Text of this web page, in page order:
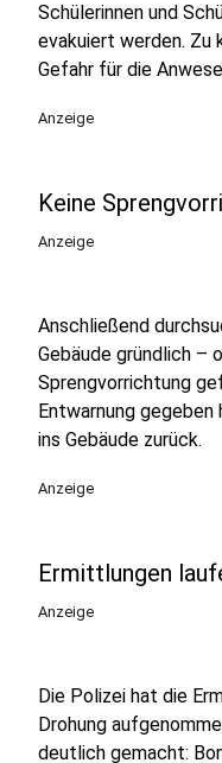
Schülerinnen und
evakuiert werden. Zu
Gefahr für die
Anzeige
Keine
Anzeige
Anschließend
Gebäude gründlich –
Sprengvorrichtung
Entwarnung
ins Gebäude zurück.
Anzeige
Ermittlungen
Anzeige
Die Polizei hat die
Drohung
deutlich gemacht: